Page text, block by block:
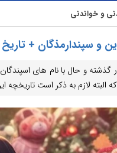
و خواندنی
و سپندارمذگان +
گذشته و حال با نام های
که البته لازم به ذکر است تاریخچه